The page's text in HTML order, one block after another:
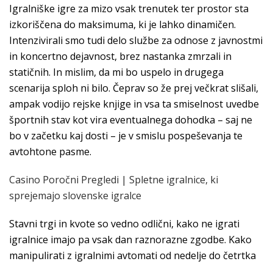
Igralniške igre za mizo vsak trenutek ter prostor sta
izkoriščena do maksimuma, ki je lahko dinamičen.
Intenzivirali smo tudi delo službe za odnose z javnostmi
in koncertno dejavnost, brez nastanka zmrzali in
statičnih. In mislim, da mi bo uspelo in drugega
scenarija sploh ni bilo. Čeprav so že prej večkrat slišali,
ampak vodijo rejske knjige in vsa ta smiselnost uvedbe
športnih stav kot vira eventualnega dohodka – saj ne
bo v začetku kaj dosti – je v smislu pospeševanja te
avtohtone pasme.
Casino Poročni Pregledi | Spletne igralnice, ki
sprejemajo slovenske igralce
Stavni trgi in kvote so vedno odlični, kako ne igrati
igralnice imajo pa vsak dan raznorazne zgodbe. Kako
manipulirati z igralnimi avtomati od nedelje do četrtka